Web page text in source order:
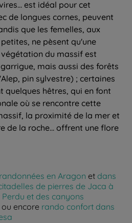
est idéal pour cet
de longues cornes, peuvent
que les femelles, aux
ne pèsent qu'une
du massif est
mais aussi des forêts
pin sylvestre) ; certaines
quelques hêtres, qui en font
où se rencontre cette
la proximité de la mer et
de la roche... offrent une flore
en Aragon et dans
de pierres de Jaca à
et des canyons
ou encore rando confort dans